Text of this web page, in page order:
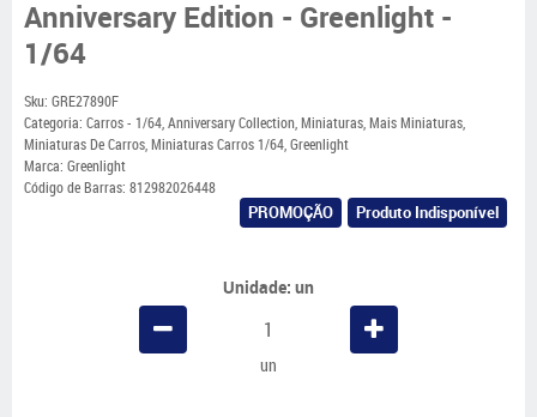
Anniversary Edition - Greenlight -
1/64
Sku: GRE27890F
Categoria: Carros - 1/64,Anniversary Collection,Miniaturas,Mais Miniaturas,
Miniaturas De Carros,Miniaturas Carros 1/64,Greenlight
Marca: Greenlight
Código de Barras: 812982026448
PROMOÇÃO Produto Indisponível
Unidade: un
un